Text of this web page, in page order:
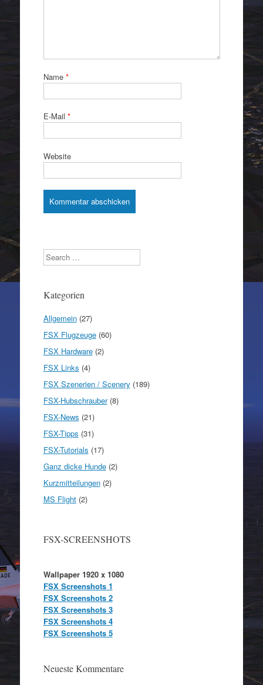
Name *
E-Mail *
Website
Search
Kategorien
Allgemein(27)
FSX Flugzeuge(60)
FSX Hardware(2)
FSX Links (4)
FSX Szenerien / Scenery (189)
FSX-Hubschrauber(8)
FSX-News (21)
FSX-Tipps (31)
FSX-Tutorials (17)
Ganz dicke Hunde(2)
Kurzmitteilungen(2)
MS Flight(2)
FSX-SCREENSHOTS
Wallpaper 1920 x 1080
FSX Screenshots 1
FSX Screenshots 2
FSX Screenshots 3
FSX Screenshots 4
FSX Screenshots 5
Neueste Kommentare